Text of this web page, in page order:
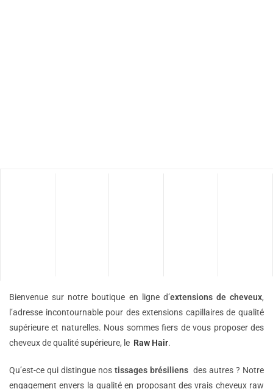
Bienvenue sur notre boutique en ligne d’extensions decheveux,
l’adresse incontournable pour des extensions capillaires de qualité
supérieure et naturelles. Nous sommes fiers de vous proposer des
cheveux de qualité supérieure, le Raw Hair.
Qu’est-ce qui distingue nos tissages brésiliens des autres ? Notre
engagement envers la qualité en proposant des vrais cheveux raw